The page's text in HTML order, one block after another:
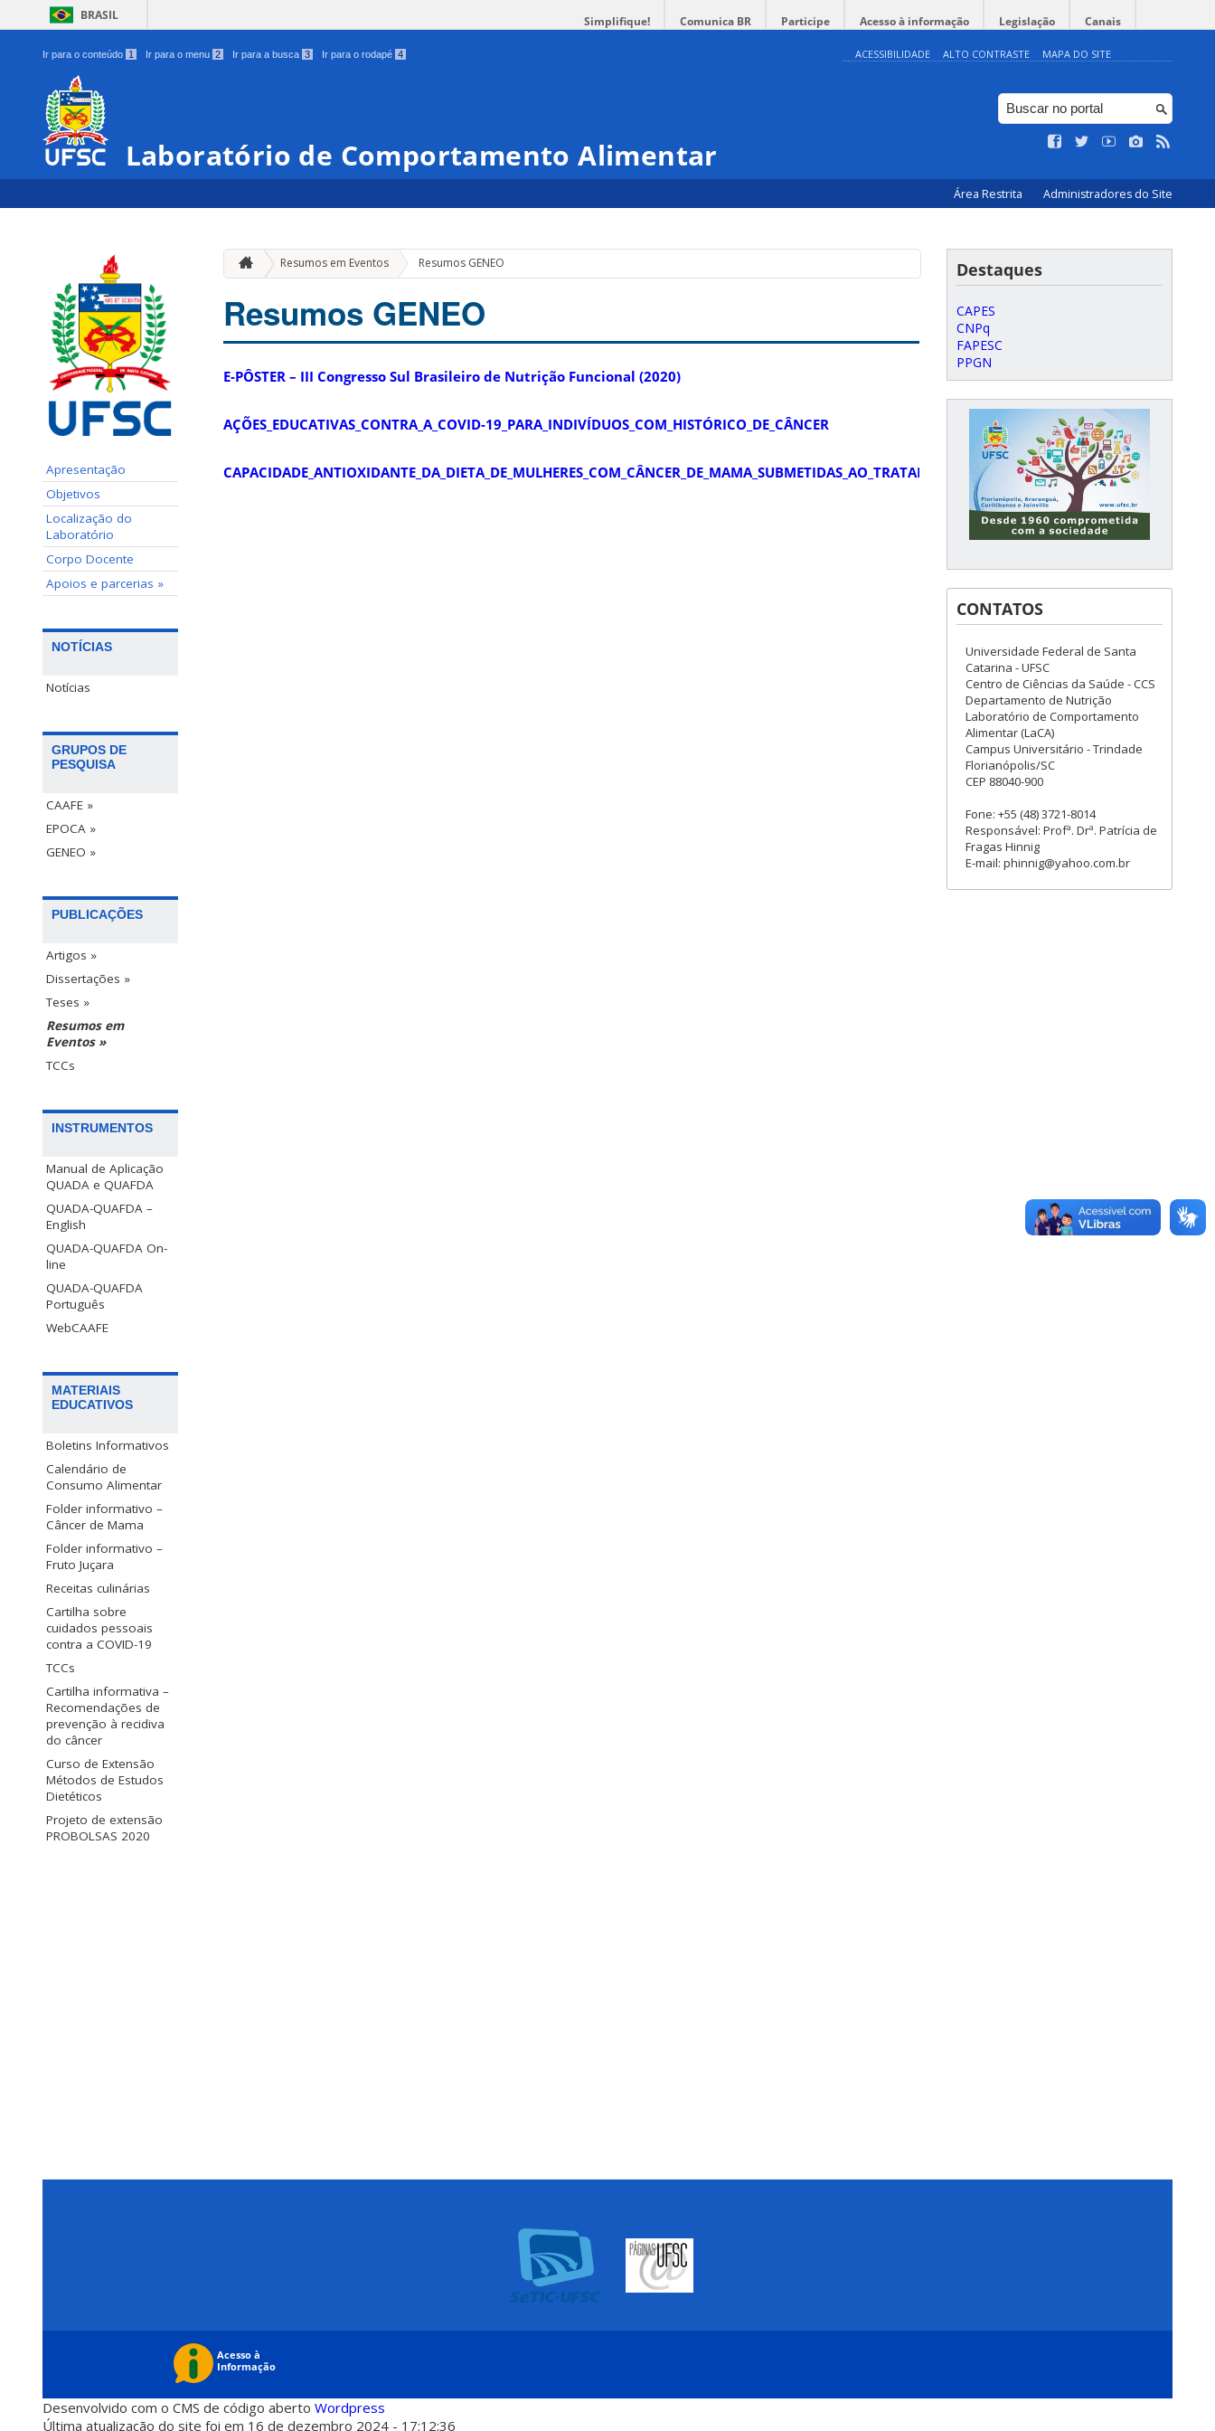
BRASIL Simplifique! Comunica BR Participe Acesso à informação Legislação Canais
Ir para o conteúdo 1 Ir para o menu 2 Ir para a busca 3 Ir para o rodapé 4 ACESSIBILIDADE ALTO CONTRASTE MAPA DO SITE
Laboratório de Comportamento Alimentar
Área Restrita Administradores do Site
Apresentação
Objetivos
Localização do
Laboratório
Corpo Docente
Apoios e parcerias »
NOTÍCIAS
Notícias
GRUPOS DE
PESQUISA
CAAFE »
EPOCA »
GENEO »
PUBLICAÇÕES
Artigos »
Dissertações »
Teses »
Resumos em
Eventos »
TCCs
INSTRUMENTOS
Manual de Aplicação
QUADA e QUAFDA
QUADA-QUAFDA –
English
QUADA-QUAFDA On-
line
QUADA-QUAFDA
Português
WebCAAFE
MATERIAIS
EDUCATIVOS
Boletins Informativos
Calendário de
Consumo Alimentar
Folder informativo –
Câncer de Mama
Folder informativo –
Fruto Juçara
Receitas culinárias
Cartilha sobre
cuidados pessoais
contra a COVID-19
TCCs
Cartilha informativa –
Recomendações de
prevenção à recidiva
do câncer
Curso de Extensão
Métodos de Estudos
Dietéticos
Projeto de extensão
PROBOLSAS 2020
Resumos em Eventos Resumos GENEO
Resumos GENEO
E-PÔSTER – III Congresso Sul Brasileiro de Nutrição Funcional (2020)
AÇÕES_EDUCATIVAS_CONTRA_A_COVID-19_PARA_INDIVÍDUOS_COM_HISTÓRICO_DE_CÂNCER
CAPACIDADE_ANTIOXIDANTE_DA_DIETA_DE_MULHERES_COM_CÂNCER_DE_MAMA_SUBMETIDAS_AO_TRATAMENTO_ADJUVANTE
Destaques
CAPES
CNPq
FAPESC
PPGN
CONTATOS
Universidade Federal de Santa
Catarina - UFSC
Centro de Ciências da Saúde - CCS
Departamento de Nutrição
Laboratório de Comportamento
Alimentar (LaCA)
Campus Universitário - Trindade
Florianópolis/SC
CEP 88040-900
Fone: +55 (48) 3721-8014
Responsável: Profª. Drª. Patrícia de
Fragas Hinnig
E-mail: phinnig@yahoo.com.br
Desenvolvido com o CMS de código aberto Wordpress
Última atualização do site foi em 16 de dezembro 2024 - 17:12:36